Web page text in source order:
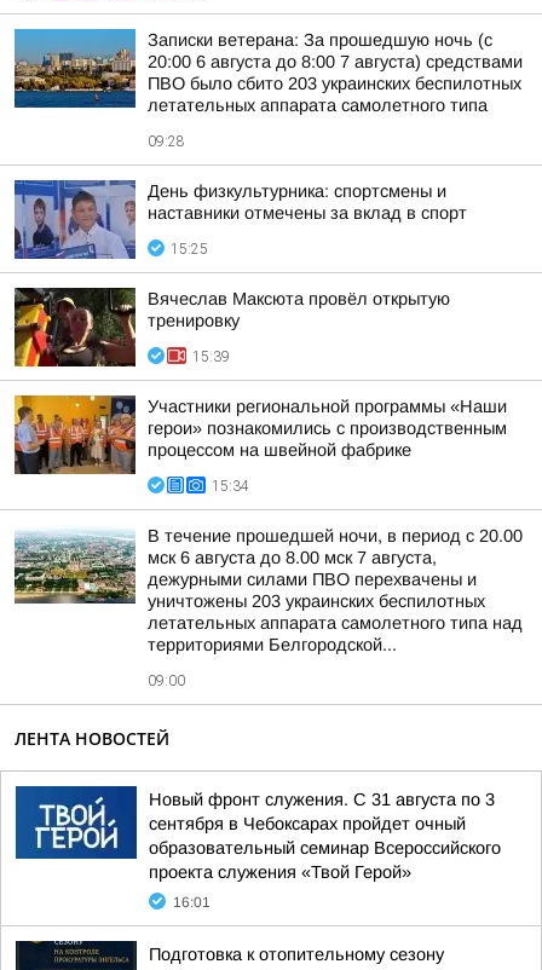
Записки ветерана: За прошедшую ночь (с
20:00 6 августа до 8:00 7 августа) средствами
ПВО было сбито 203 украинских беспилотных
летательных аппарата самолетного типа
09:28
День физкультурника: спортсмены и
наставники отмечены за вклад в спорт
15:25
Вячеслав Максюта провёл открытую
тренировку
15:39
Участники региональной программы «Наши
герои» познакомились с производственным
процессом на швейной фабрике
15:34
В течение прошедшей ночи, в период с 20.00
мск 6 августа до 8.00 мск 7 августа,
дежурными силами ПВО перехвачены и
уничтожены 203 украинских беспилотных
летательных аппарата самолетного типа над
территориями Белгородской...
09:00
ЛЕНТА НОВОСТЕЙ
Новый фронт служения. С 31 августа по 3
сентября в Чебоксарах пройдет очный
образовательный семинар Всероссийского
проекта служения «Твой Герой»
16:01
Подготовка к отопительному сезону